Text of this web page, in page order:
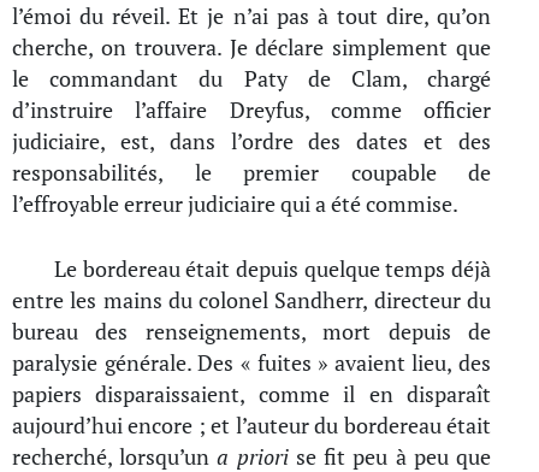
l’émoi du réveil. Et je n’ai pas à tout dire, qu’on
cherche, on trouvera. Je déclare simplement que
le commandant du Paty de Clam, chargé
d’instruire l’affaire Dreyfus, comme officier
judiciaire, est, dans l’ordre des dates et des
responsabilités, le premier coupable de
l’effroyable erreur judiciaire qui a été commise.
Le bordereau était depuis quelque temps déjà
entre les mains du colonel Sandherr, directeur du
bureau des renseignements, mort depuis de
paralysie générale. Des « fuites » avaient lieu, des
papiers disparaissaient, comme il en disparaît
aujourd’hui encore ; et l’auteur du bordereau était
recherché, lorsqu’un a priorise fit peu à peu que